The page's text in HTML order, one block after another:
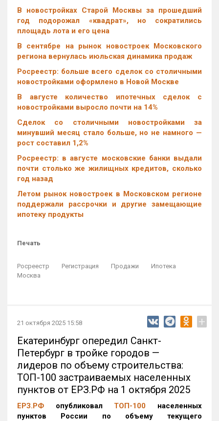
В новостройках Старой Москвы за прошедший
год подорожал «квадрат», но сократились
площадь лота и его цена
В сентябре на рынок новостроек Московского
региона вернулась июльская динамика продаж
Росреестр: больше всего сделок со столичными
новостройками оформлено в Новой Москве
В августе количество ипотечных сделок с
новостройками выросло почти на 14%
Cделок со столичными новостройками за
минувший месяц стало больше, но не намного —
рост составил 1,2%
Росреестр: в августе московские банки выдали
почти столько же жилищных кредитов, сколько
год назад
Летом рынок новостроек в Московском регионе
поддержали рассрочки и другие замещающие
ипотеку продукты
Печать
Росреестр Регистрация Продажи
Ипотека
Москва
21 октября 2025 15:58 +
Екатеринбург опередил Санкт-
Петербург в тройке городов —
лидеров по объему строительства:
ТОП-100 застраиваемых населенных
пунктов от ЕРЗ.РФ на 1 октября 2025
ЕРЗ.РФ опубликовал ТОП-100 населенных
пунктов России по объему текущего